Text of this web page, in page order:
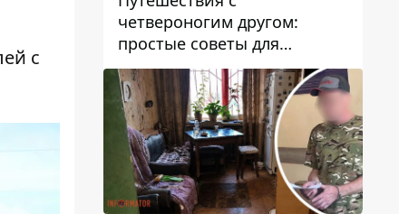
с
четвероногим другом:
простые советы для
поездок с животными